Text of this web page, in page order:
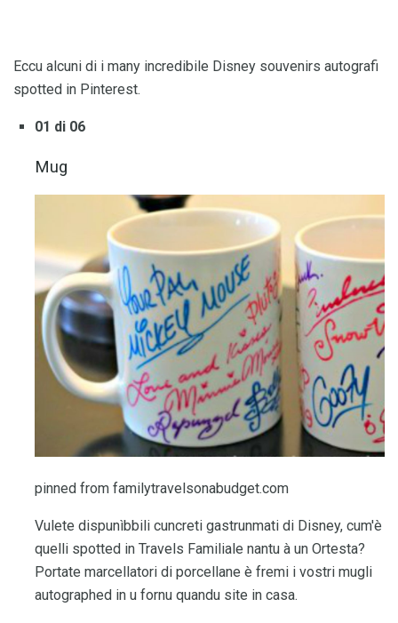
Eccu alcuni di i many incredibile Disney souvenirs autografi
spotted in Pinterest.
01 di 06
Mug
pinned from familytravelsonabudget.com
Vulete dispunìbbili cuncreti gastrunmati di Disney, cum'è
quelli spotted in Travels Familiale nantu à un Ortesta?
Portate marcellatori di porcellane è fremi i vostri mugli
autographed in u fornu quandu site in casa.